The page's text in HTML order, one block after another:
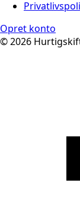
Opret konto
© 2026